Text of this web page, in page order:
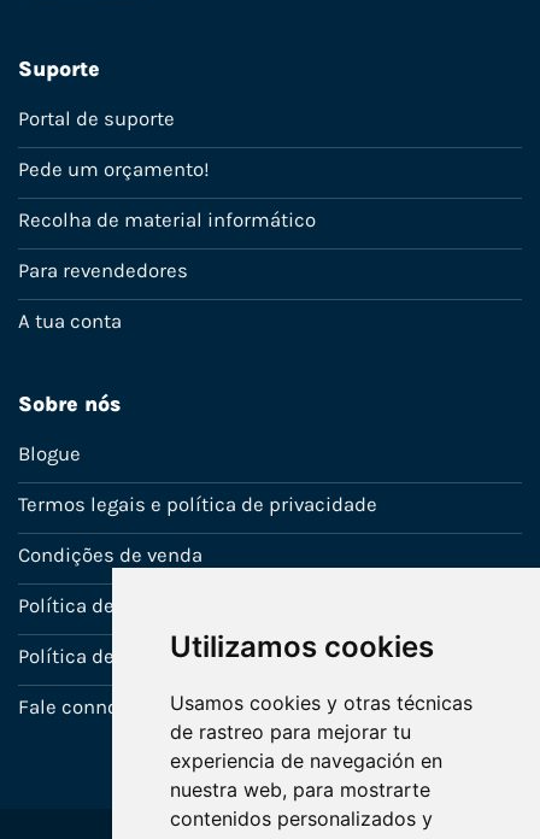
Utilizamos cookies
Usamos cookies y otras técnicas
de rastreo para mejorar tu
experiencia de navegación en
nuestra web, para mostrarte
contenidos personalizados y
Suporte
Portal de suporte
Pede um orçamento!
Recolha de material informático
Para revendedores
A tua conta
Sobre nós
Blogue
Termos legais e política de privacidade
Condições de venda
Política de Garantia
Política de utilização de cookies
Fale connosco